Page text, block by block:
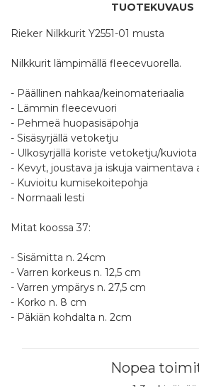
TUOTEKUVAUS
Rieker Nilkkurit Y2551-01 musta
Nilkkurit lämpimällä fleecevuorella.
- Päällinen nahkaa/keinomateriaalia
- Lämmin fleecevuori
- Pehmeä huopasisäpohja
- Sisäsyrjällä vetoketju
- Ulkosyrjällä koriste vetoketju/kuviota
- Kevyt, joustava ja iskuja vaimentava
- Kuvioitu kumisekoitepohja
- Normaali lesti
Mitat koossa 37:
- Sisämitta n. 24cm
- Varren korkeus n. 12,5 cm
- Varren ympärys n. 27,5 cm
- Korko n. 8 cm
- Päkiän kohdalta n. 2cm
Nopea